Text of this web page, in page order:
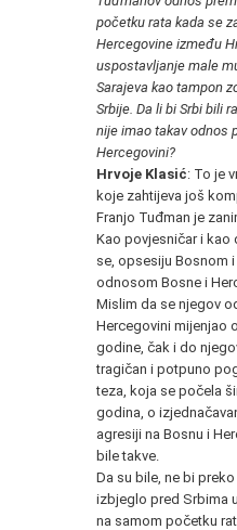
početku rata kada se
Hercegovine između
uspostavljanje male
Sarajeva kao tampon
Srbije. Da li bi Srbi bili
nije imao takav odnos
Hercegovini?
Hrvoje Klasić: To je
koje zahtijeva još
Franjo Tuđman je
Kao povjesničar i kao
se, opsesiju Bosnom
odnosom Bosne i
Mislim da se njegov
Hercegovini mijenjao
godine, čak i do
tragičan i potpuno
teza, koja se počela
godina, o
agresiji na Bosnu i
bile takve.
Da su bile, ne bi
izbjeglo pred Srbima
na samom početku